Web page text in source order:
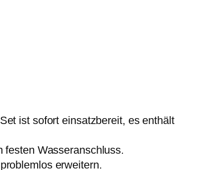
ist sofort einsatzbereit, es enthält
festen Wasseranschluss.
erweitern.